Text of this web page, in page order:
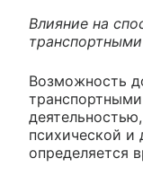
Влияние на
Возможность
психической и
определяется